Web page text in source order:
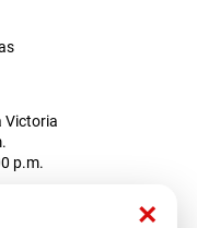
×
Victoria
p.m.